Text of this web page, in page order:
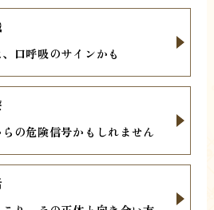
口呼吸のサインかも
の危険信号かもしれません